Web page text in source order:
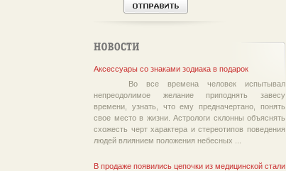
Аксессуары со знаками зодиака в подарок
Во все времена человек испытывал
непреодолимое желание приподнять завесу
времени, узнать, что ему предначертано, понять
свое место в жизни. Астрологи склонны объяснять
схожесть черт характера и стереотипов поведения
людей влиянием положения небесных ...
В продаже появились цепочки из медицинской стали